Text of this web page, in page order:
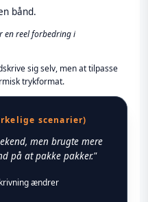
bånd.
en reel forbedring i
sig selv, men at tilpasse
trykformat.
scenarier)
men brugte mere
på at pakke pakker."
ændrer